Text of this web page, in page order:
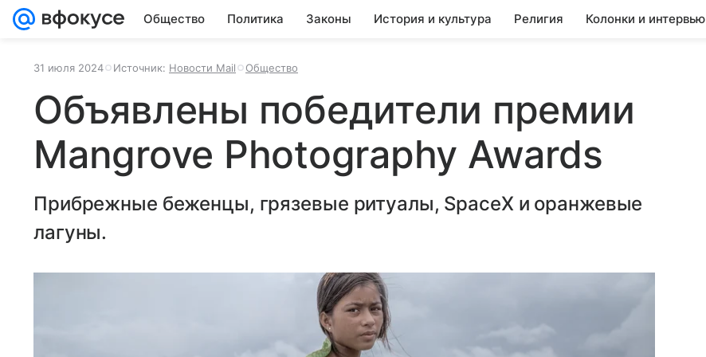
Общество Политика Законы История и культура Религия Колонки и интервью
31 июля 2024 Источник: Новости Mail Общество
Объявлены победители премии
Mangrove Photography Awards
Прибрежные беженцы, грязевые ритуалы, SpaceX и оранжевые
лагуны.